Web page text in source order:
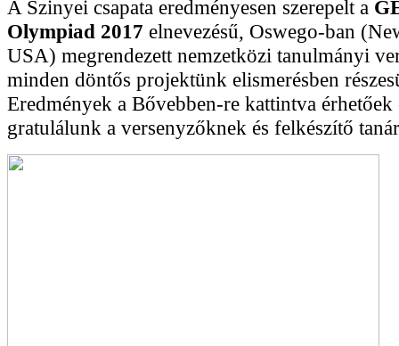
A Szinyei csapata eredményesen szerepelt a
Olympiad 2017 elnevezésű, Oswego-ban
USA) megrendezett nemzetközi tanulmányi
minden döntős projektünk elismerésben
Eredmények a Bővebben-re kattintva érhetőek
gratulálunk a versenyzőknek és felkészítő